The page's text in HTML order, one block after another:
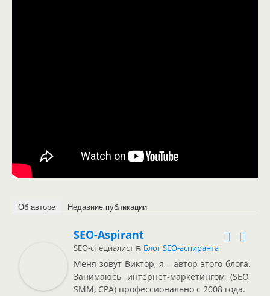
Об авторе Недавние публикации
SEO-Aspirant
SEO-специалист в Блог SEO-аспиранта
Меня зовут Виктор, я – автор этого блога.
Занимаюсь интернет-маркетингом (SEO,
SMM, CPA) профессионально с 2008 года.